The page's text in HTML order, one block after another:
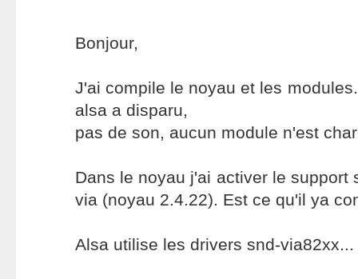
Bonjour,
J'ai compile le noyau et les
alsa a disparu,
pas de son, aucun module n'est
Dans le noyau j'ai activer le support
via (noyau 2.4.22). Est ce qu'il ya
Alsa utilise les drivers snd-via82xx...